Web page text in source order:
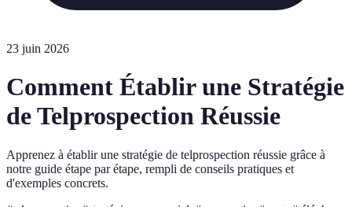
23 juin 2026
Comment Établir une Stratégie
de Telprospection Réussie
Apprenez à établir une stratégie de telprospection réussie grâce à
notre guide étape par étape, rempli de conseils pratiques et
d'exemples concrets.